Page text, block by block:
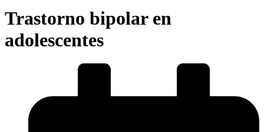
Trastorno bipolar en
adolescentes